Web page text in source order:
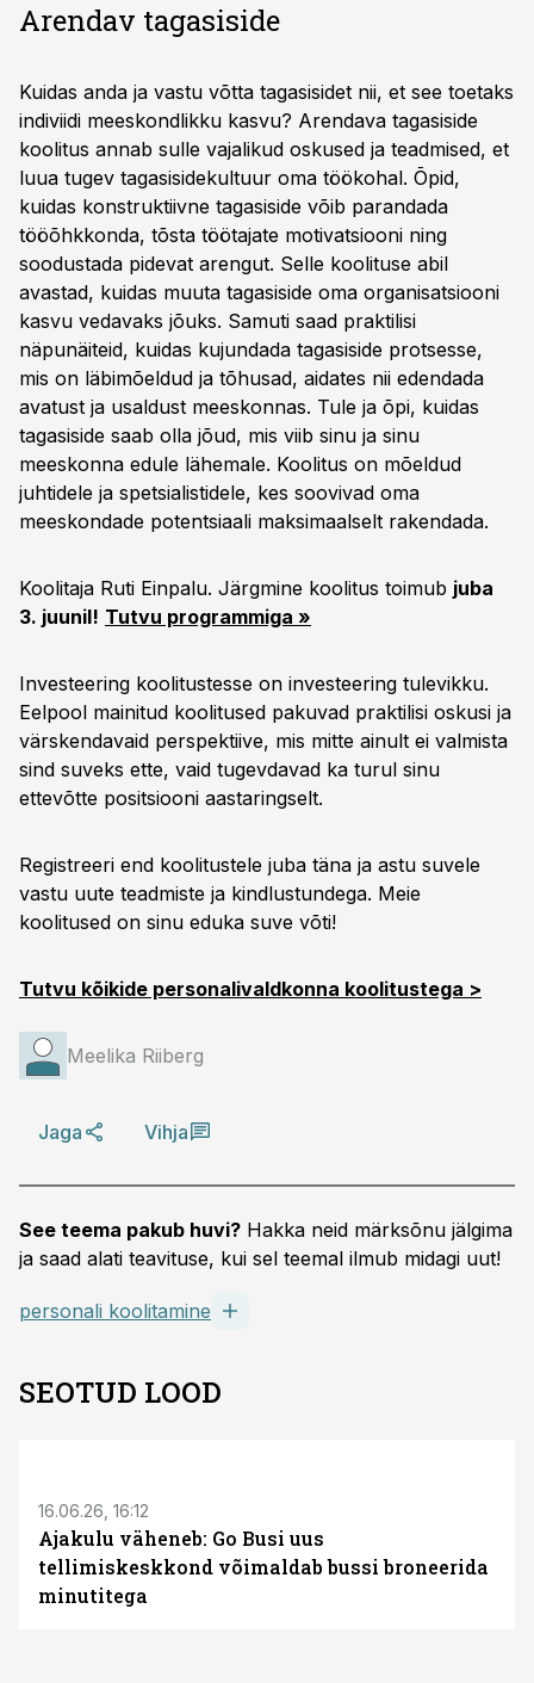
Arendav tagasiside
Kuidas anda ja vastu võtta tagasisidet nii, et see toetaks
indiviidi meeskondlikku kasvu? Arendava tagasiside
koolitus annab sulle vajalikud oskused ja teadmised, et
luua tugev tagasisidekultuur oma töökohal. Õpid,
kuidas konstruktiivne tagasiside võib parandada
tööõhkkonda, tõsta töötajate motivatsiooni ning
soodustada pidevat arengut. Selle koolituse abil
avastad, kuidas muuta tagasiside oma organisatsiooni
kasvu vedavaks jõuks. Samuti saad praktilisi
näpunäiteid, kuidas kujundada tagasiside protsesse,
mis on läbimõeldud ja tõhusad, aidates nii edendada
avatust ja usaldust meeskonnas. Tule ja õpi, kuidas
tagasiside saab olla jõud, mis viib sinu ja sinu
meeskonna edule lähemale. Koolitus on mõeldud
juhtidele ja spetsialistidele, kes soovivad oma
meeskondade potentsiaali maksimaalselt rakendada.
Koolitaja Ruti Einpalu. Järgmine koolitus toimub juba
3. juunil! Tutvu programmiga »
Investeering koolitustesse on investeering tulevikku.
Eelpool mainitud koolitused pakuvad praktilisi oskusi ja
värskendavaid perspektiive, mis mitte ainult ei valmista
sind suveks ette, vaid tugevdavad ka turul sinu
ettevõtte positsiooni aastaringselt.
Registreeri end koolitustele juba täna ja astu suvele
vastu uute teadmiste ja kindlustundega. Meie
koolitused on sinu eduka suve võti!
Tutvu kõikide personalivaldkonna koolitustega >
Meelika Riiberg
Jaga Vihja
See teema pakub huvi? Hakka neid märksõnu jälgima
ja saad alati teavituse, kui sel teemal ilmub midagi uut!
personali koolitamine
SEOTUD LOOD
16.06.26, 16:12
Ajakulu väheneb: Go Busi uus
tellimiskeskkond võimaldab bussi broneerida
minutitega